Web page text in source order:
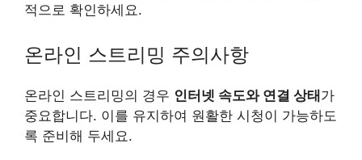
적으로 확인하세요.
온라인 스트리밍 주의사항
온라인 스트리밍의 경우 인터넷 속도와 연결 상태 가
중요합니다. 이를 유지하여 원활한 시청이 가능하도
록 준비해 두세요.